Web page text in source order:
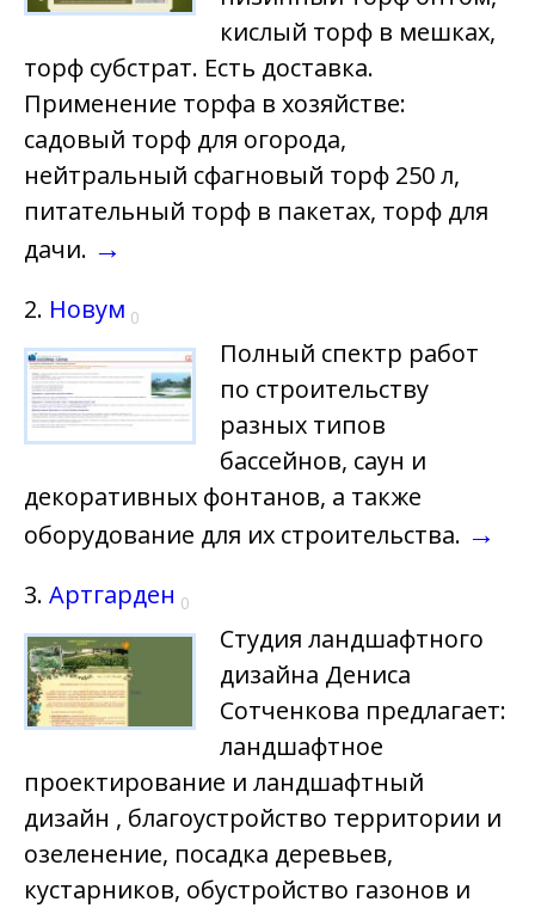
кислый торф в мешках,
торф субстрат. Есть доставка.
Применение торфа в хозяйстве:
садовый торф для огорода,
нейтральный сфагновый торф 250 л,
питательный торф в пакетах, торф для
дачи. →
2. Новум 0
Полный спектр работ
по строительству
разных типов
бассейнов, саун и
декоративных фонтанов, а также
оборудование для их строительства. →
3. Артгарден 0
Студия ландшафтного
дизайна Дениса
Сотченкова предлагает:
ландшафтное
проектирование и ландшафтный
дизайн , благоустройство территории и
озеленение, посадка деревьев,
кустарников, обустройство газонов и